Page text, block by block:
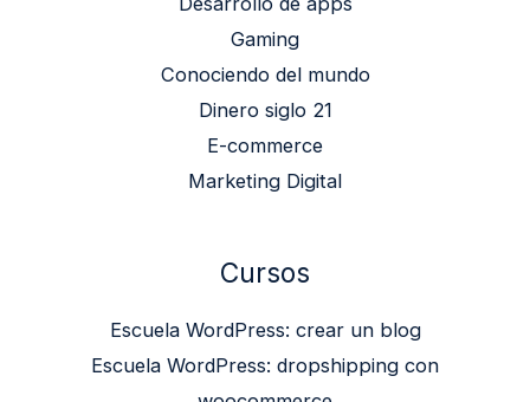
Gaming
Conociendo del mundo
Dinero siglo 21
E-commerce
Marketing Digital
Cursos
Escuela WordPress: crear un blog
Escuela WordPress: dropshipping con